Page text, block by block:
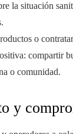
la situación
o
compartir
o comunidad.
y